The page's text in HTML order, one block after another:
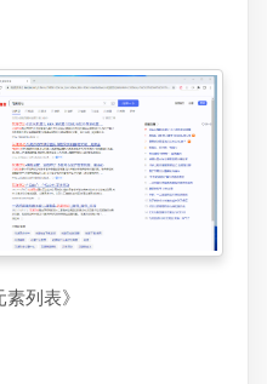
素列表》